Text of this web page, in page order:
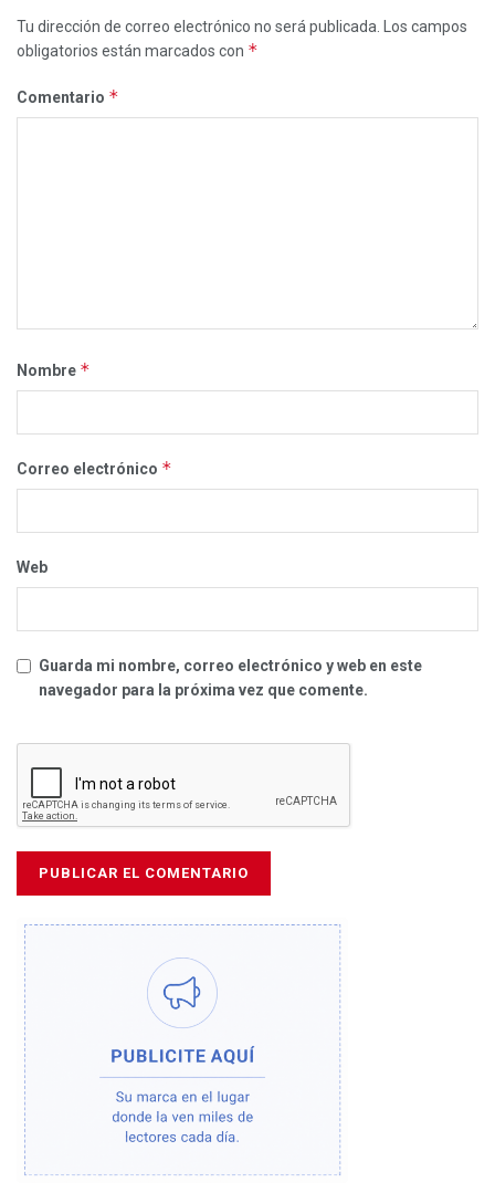
Tu dirección de correo electrónico no será publicada.
Los campos
obligatorios están marcados con *
Comentario *
Nombre *
Correo electrónico *
Web
Guarda mi nombre, correo electrónico y web en este
navegador para la próxima vez que comente.